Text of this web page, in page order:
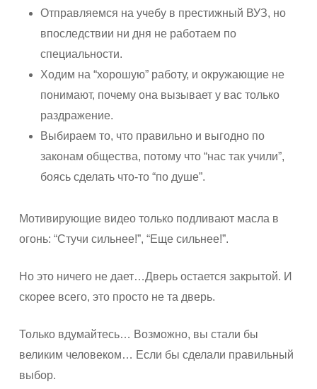
Отправляемся на учебу в престижный ВУЗ, но
впоследствии ни дня не работаем по
специальности.
Ходим на “хорошую” работу, и окружающие не
понимают, почему она вызывает у вас только
раздражение.
Выбираем то, что правильно и выгодно по
законам общества, потому что “нас так учили”,
боясь сделать что-то “по душе”.
Мотивирующие видео только подливают масла в
огонь: “Стучи сильнее!”, “Еще сильнее!”.
Но это ничего не дает…Дверь остается закрытой. И
скорее всего, это просто не та дверь.
Только вдумайтесь… Возможно, вы стали бы
великим человеком… Если бы сделали правильный
выбор.